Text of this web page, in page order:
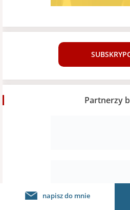
Partnerzy
napisz do mnie